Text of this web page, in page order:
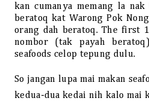
kan cumanya memang la
beratoq kat Warong Pok
orang dah beratoq. The first
nombor (tak payah
seafoods celop tepung dulu.
So jangan lupa mai makan
kedua-dua kedai nih kalo mai